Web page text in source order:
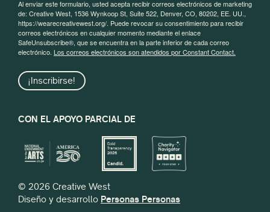
Al enviar este formulario, usted acepta recibir correos electrónicos de marketing
de: Creative West, 1536 Wynkoop St, Suite 522, Denver, CO, 80202, EE. UU.,
https://wearecreativewest.org/. Puede revocar su consentimiento para recibir
correos electrónicos en cualquier momento mediante el enlace
SafeUnsubscribe®, que se encuentra en la parte inferior de cada correo
electrónico. Los correos electrónicos son atendidos por Constant Contact.
¡Inscribirse!
CON EL APOYO PARCIAL DE
© 2026 Creative West
Diseño y desarrollo Personas Personas